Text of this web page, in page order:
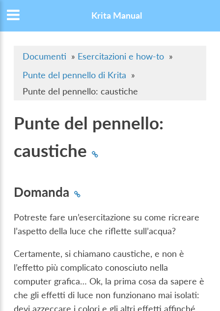
Krita Manual
Documenti » Esercitazioni e how-to »
Punte del pennello di Krita »
Punte del pennello: caustiche
Punte del pennello:
caustiche
Domanda
Potreste fare un’esercitazione su come ricreare
l’aspetto della luce che riflette sull’acqua?
Certamente, si chiamano caustiche, e non è
l’effetto più complicato conosciuto nella
computer grafica… Ok, la prima cosa da sapere è
che gli effetti di luce non funzionano mai isolati:
devi azzeccare i colori e gli altri effetti affinché